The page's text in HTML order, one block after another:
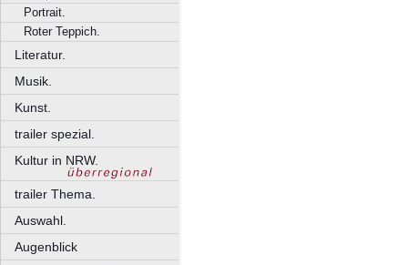
Portrait.
Roter Teppich.
Literatur.
Musik.
Kunst.
trailer spezial.
Kultur in NRW.
trailer Thema.
Auswahl.
Augenblick